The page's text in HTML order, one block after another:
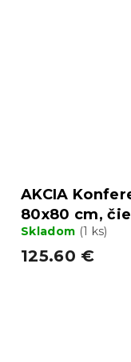
AKCIA
80x80 cm,
Skladom (1 ks)
125.60 €